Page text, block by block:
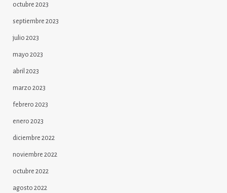
octubre 2023
septiembre 2023
julio 2023
mayo 2023
abril 2023
marzo 2023
febrero 2023
enero 2023
diciembre 2022
noviembre 2022
octubre 2022
agosto 2022